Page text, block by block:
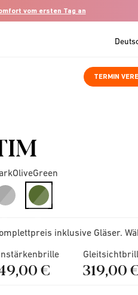
vom ersten Tag an
TERMIN
selected
inklusive Gläser.
€ 319,00